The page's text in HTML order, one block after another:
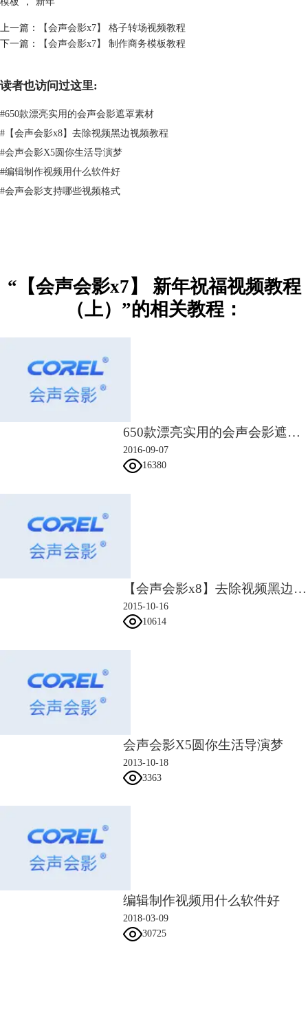
5、在覆叠轨1中插入一张樱花素材，如图
6、选中素材，双击，在属性栏中选择“遮罩和色度键”，勾选“应用覆叠选
第一帧大小：X=Y=0；在0.04秒的位置添加一个关键帧，大小为：
X=15，Y=16，末尾帧的参数也同样的大小：X=15，Y=16，点击确定
上一篇：
【会声会影x7】 格子转场视频教程
下一篇：
【会声会影x7】 制作商务模板教程
读者也访问过这里:
#650款漂亮实用的会声会影遮罩素材
# 【会声会影x8】去除视频黑边视频教程
#会声会影X5圆你生活导演梦
#编辑制作视频用什么软件好
#会声会影支持哪些视频格式
“【会声会影x7】 新年祝福视频教程
（上）”的相关教程：
650款漂亮实用的会声会影遮罩素材
2016-09-07
16380
【会声会影x8】去除视频黑边视频教程
2015-10-16
10614
会声会影X5圆你生活导演梦
2013-10-18
3363
编辑制作视频用什么软件好
2018-03-09
30725